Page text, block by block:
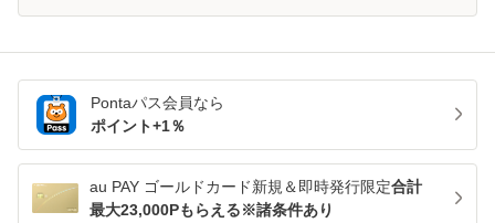
Pontaパス会員なら
ポイント+1％
au PAY ゴールドカード新規＆即時発行限定合計
最大23,000Pもらえる※諸条件あり